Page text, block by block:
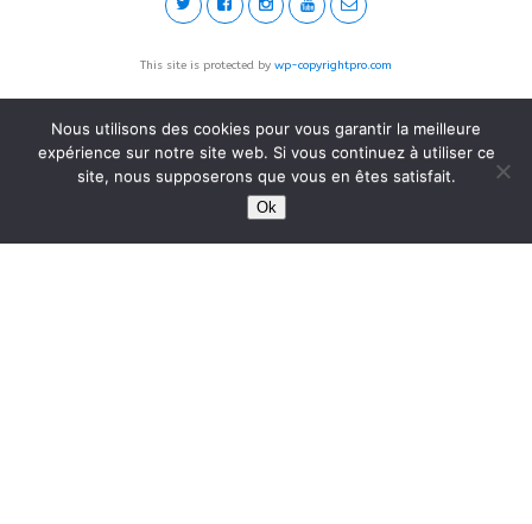
This site is protected by wp-copyrightpro.com
Nous utilisons des cookies pour vous garantir la meilleure
expérience sur notre site web. Si vous continuez à utiliser ce
site, nous supposerons que vous en êtes satisfait.
Ok